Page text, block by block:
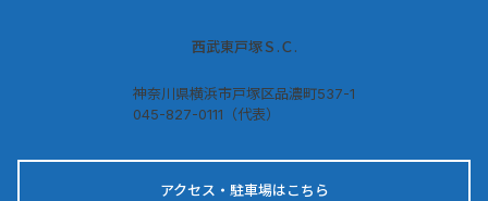
神奈川県横浜市戸塚区品濃町537-1
045-827-0111（代表）
西武東戸塚Ｓ.Ｃ.
アクセス・駐車場はこちら